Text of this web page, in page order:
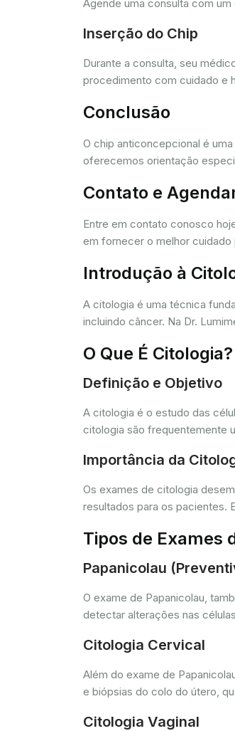
Agende uma consulta com
Inserção do Chip
Durante a consulta, seu
procedimento com cuidado e
Conclusão
O chip anticoncepcional é
oferecemos orientação
Contato e
Entre em contato conosco
em fornecer o melhor
Introdução à
A citologia é uma técnica
incluindo câncer. Na Dr.
O Que É Citologia?
Definição e Objetivo
A citologia é o estudo das
citologia são frequentemente
Importância da
Os exames de citologia
resultados para os pacientes.
Tipos de Exames
Papanicolau
O exame de Papanicolau,
detectar alterações nas
Citologia Cervical
Além do exame de
e biópsias do colo do útero,
Citologia Vaginal